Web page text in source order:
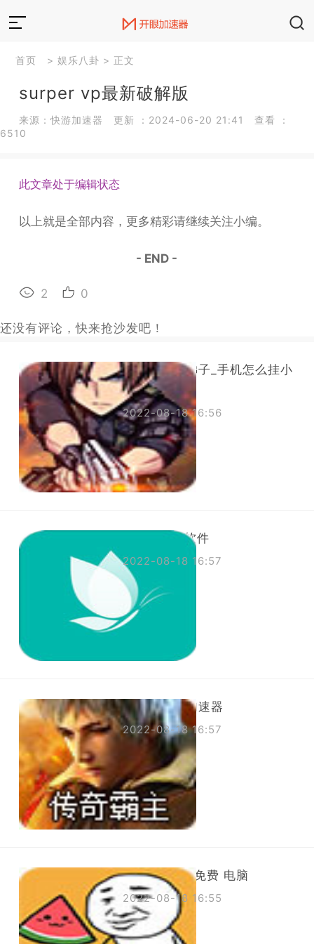
首页 > 娱乐八卦 > 正文
surper vp最新破解版
来源：快游加速器 更新 ：2024-06-20 21:41 查看 ：
6510
此文章处于编辑状态
以上就是全部内容，更多精彩请继续关注小编。
- END -
2 0
还没有评论，快来抢沙发吧！
手机怎么挂梯子_手机怎么挂小
黄车教程
2022-08-18 16:56
代理海外ip软件
2022-08-18 16:57
怎么下老王加速器
2022-08-18 16:57
国外网 加速 免费 电脑
2022-08-18 16:55